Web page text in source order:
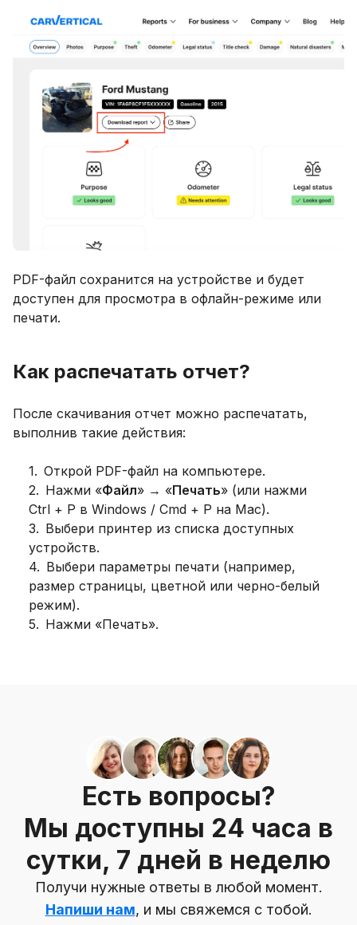
PDF-файл сохранится на устройстве и будет
доступен для просмотра в офлайн-режиме или
печати.
Как распечатать отчет?
После скачивания отчет можно распечатать,
выполнив такие действия:
1. Открой PDF-файл на компьютере.
2. Нажми «Файл» → «Печать» (или нажми
Ctrl + P в Windows / Cmd + P на Mac).
3. Выбери принтер из списка доступных
устройств.
4. Выбери параметры печати (например,
размер страницы, цветной или черно-белый
режим).
5. Нажми «Печать».
Есть вопросы?
Мы доступны 24 часа в
сутки, 7 дней в неделю
Получи нужные ответы в любой момент.
Напиши нам, и мы свяжемся с тобой.